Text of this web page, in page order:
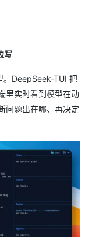
写
。DeepSeek-TUI 把
里实时看到模型在动
问题出在哪、再决定